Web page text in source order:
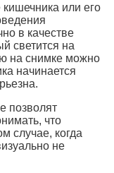
кишечника или его
в качестве
светится на
на снимке можно
начинается
позволят
что
случае, когда
не